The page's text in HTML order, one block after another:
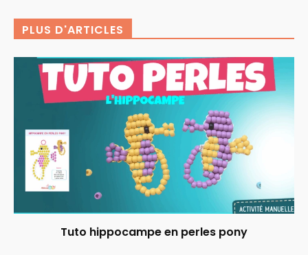
PLUS D'ARTICLES
Tuto hippocampe en perles pony